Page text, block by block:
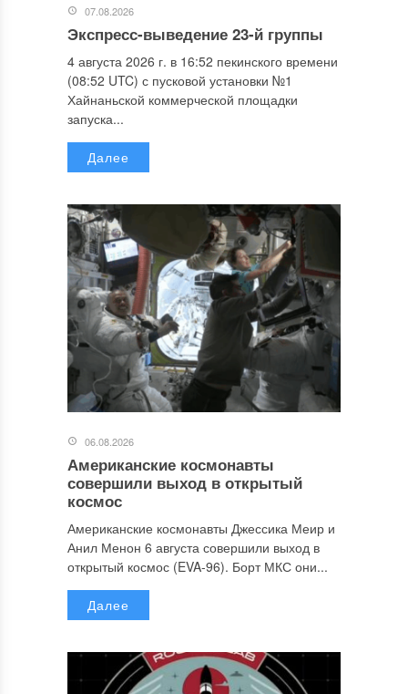
07.08.2026
Экспресс-выведение 23-й группы
4 августа 2026 г. в 16:52 пекинского времени
(08:52 UTC) с пусковой установки №1
Хайнаньской коммерческой площадки
запуска...
Далее
06.08.2026
Американские космонавты
совершили выход в открытый
космос
Американские космонавты Джессика Меир и
Анил Менон 6 августа совершили выход в
открытый космос (EVA-96). Борт МКС они...
Далее